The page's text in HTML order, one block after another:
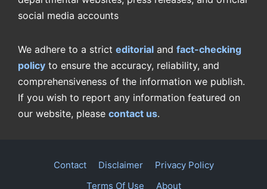
social media accounts
We adhere to a strict editorial and fact-checking
policy to ensure the accuracy, reliability, and
comprehensiveness of the information we publish.
If you wish to report any information featured on
our website, please contact us.
Contact Disclaimer
Privacy Policy
Terms Of Use
About